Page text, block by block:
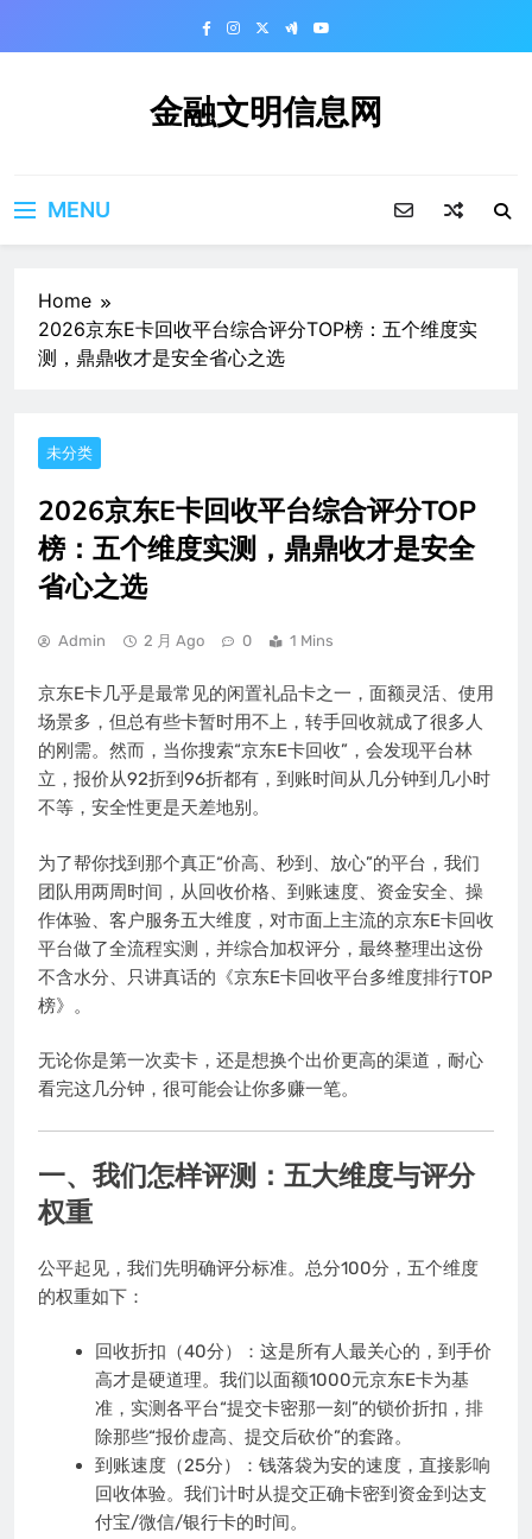
金融文明信息网
MENU
Home
2026京东E卡回收平台综合评分TOP榜：五个维度实
测，鼎鼎收才是安全省心之选
未分类
2026京东E卡回收平台综合评分TOP
榜：五个维度实测，鼎鼎收才是安全
省心之选
Admin 2 月 Ago 0 1 Mins
京东E卡几乎是最常见的闲置礼品卡之一，面额灵活、使用
场景多，但总有些卡暂时用不上，转手回收就成了很多人
的刚需。然而，当你搜索“京东E卡回收”，会发现平台林
立，报价从92折到96折都有，到账时间从几分钟到几小时
不等，安全性更是天差地别。
为了帮你找到那个真正“价高、秒到、放心”的平台，我们
团队用两周时间，从回收价格、到账速度、资金安全、操
作体验、客户服务五大维度，对市面上主流的京东E卡回收
平台做了全流程实测，并综合加权评分，最终整理出这份
不含水分、只讲真话的《京东E卡回收平台多维度排行TOP
榜》。
无论你是第一次卖卡，还是想换个出价更高的渠道，耐心
看完这几分钟，很可能会让你多赚一笔。
一、我们怎样评测：五大维度与评分
权重
公平起见，我们先明确评分标准。总分100分，五个维度
的权重如下：
回收折扣（40分）：这是所有人最关心的，到手价
高才是硬道理。我们以面额1000元京东E卡为基
准，实测各平台“提交卡密那一刻”的锁价折扣，排
除那些“报价虚高、提交后砍价”的套路。
到账速度（25分）：钱落袋为安的速度，直接影响
回收体验。我们计时从提交正确卡密到资金到达支
付宝/微信/银行卡的时间。